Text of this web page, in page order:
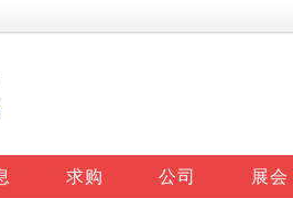
求购 公司 展会